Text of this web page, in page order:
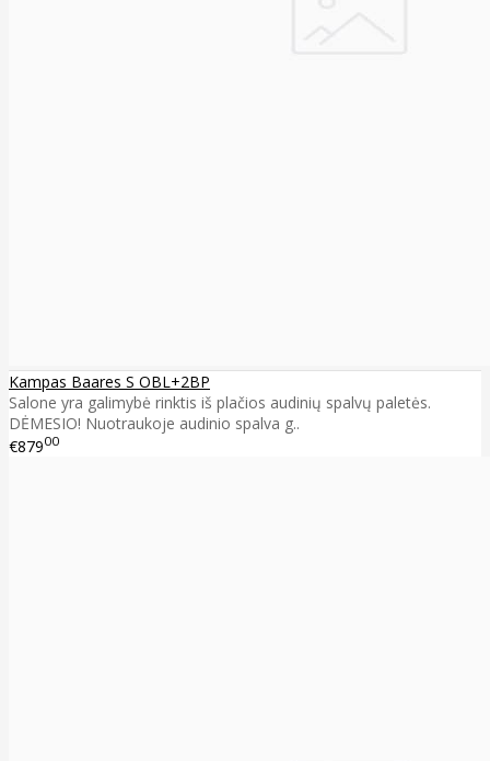
Kampas Baares S OBL+2BP
Salone yra galimybė rinktis iš plačios audinių spalvų paletės.
DĖMESIO! Nuotraukoje audinio spalva g..
€87900